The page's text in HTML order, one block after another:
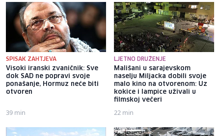
SPISAK ZAHTJEVA
Visoki iranski zvaničnik: Sve
dok SAD ne popravi svoje
ponašanje, Hormuz neće biti
otvoren
39 min
LJETNO DRUŽENJE
Mališani u sarajevskom
naselju Miljacka dobili svoje
malo kino na otvorenom: Uz
kokice i lampice uživali u
filmskoj večeri
22 min